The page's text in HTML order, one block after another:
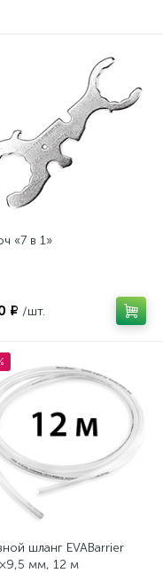
«7 в 1»
₽ /шт.
шланг EVABarrier
мм, 12 м